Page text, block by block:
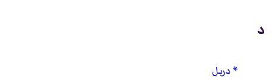
د
دربل